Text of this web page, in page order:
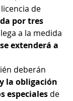
de
por tres
a la medida
extenderá a
deberán
la obligación
especiales de